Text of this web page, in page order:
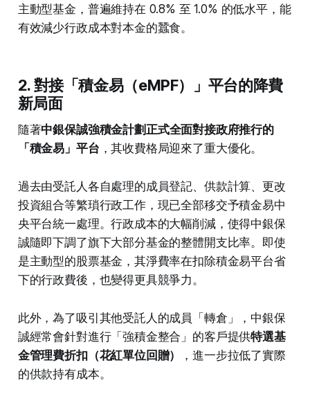
主動型基金，普遍維持在 0.8% 至 1.0% 的低水平，能
有效減少行政成本對本金的蠶食。
2. 對接「積金易（eMPF）」平台的降費
新局面
隨著中銀保誠強積金計劃正式全面對接政府推行的
「積金易」平台 ，其收費格局迎來了重大優化。
過去由受託人各自處理的成員登記、供款計算、更改
投資組合等繁瑣行政工作，現已全部移交予積金易中
央平台統一處理。行政成本的大幅削減，使得中銀保
誠隨即下調了旗下大部分基金的整體開支比率。即使
是主動型的股票基金，其淨費率在扣除積金易平台省
下的行政費後，也變得更具競爭力。
此外，為了吸引其他受託人的成員「轉倉」，中銀保
誠經常會針對進行「強積金整合」的客戶提供特選基
金管理費折扣（花紅單位回贈）
，進一步拉低了實際
的供款持有成本。